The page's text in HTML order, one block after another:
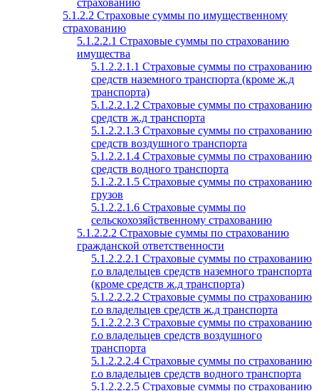
страхованию
5.1.2.2 Страховые суммы по имущественному
страхованию
5.1.2.2.1 Страховые суммы по страхованию
имущества
5.1.2.2.1.1 Страховые суммы по страхованию
средств наземного транспорта (кроме ж.д
транспорта)
5.1.2.2.1.2 Страховые суммы по страхованию
средств ж.д транспорта
5.1.2.2.1.3 Страховые суммы по страхованию
средств воздушного транспорта
5.1.2.2.1.4 Страховые суммы по страхованию
средств водного транспорта
5.1.2.2.1.5 Страховые суммы по страхованию
грузов
5.1.2.2.1.6 Страховые суммы по
сельскохозяйственному страхованию
5.1.2.2.2 Страховые суммы по страхованию
гражданской ответственности
5.1.2.2.2.1 Страховые суммы по страхованию
г.о владельцев средств наземного транспорта
(кроме средств ж.д транспорта)
5.1.2.2.2.2 Страховые суммы по страхованию
г.о владельцев средств ж.д транспорта
5.1.2.2.2.3 Страховые суммы по страхованию
г.о владельцев средств воздушного
транспорта
5.1.2.2.2.4 Страховые суммы по страхованию
г.о владельцев средств водного транспорта
5.1.2.2.2.5 Страховые суммы по страхованию